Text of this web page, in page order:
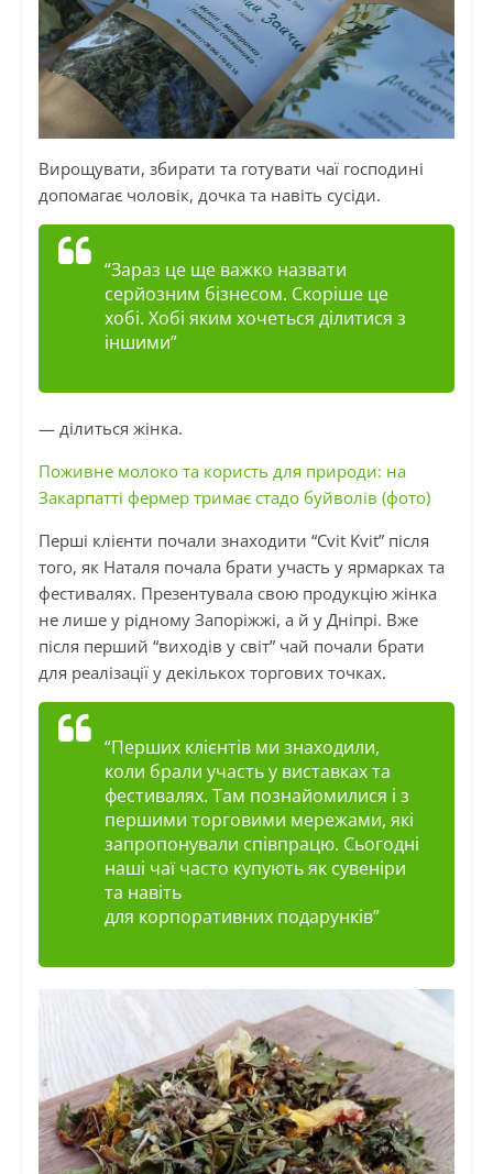
Вирощувати, збирати та готувати чаї господині
допомагає чоловік, дочка та навіть сусіди.
“Зараз це ще важко назвати
серйозним бізнесом. Скоріше це
хобі. Хобі яким хочеться ділитися з
іншими”
— ділиться жінка.
Поживне молоко та користь для природи: на
Закарпатті фермер тримає стадо буйволів (фото)
Перші клієнти почали знаходити “Cvit Kvit” після
того, як Наталя почала брати участь у ярмарках та
фестивалях. Презентувала свою продукцію жінка
не лише у рідному Запоріжжі, а й у Дніпрі. Вже
після перший “виходів у світ” чай почали брати
для реалізації у декількох торгових точках.
“Перших клієнтів ми знаходили,
коли брали участь у виставках та
фестивалях. Там познайомилися і з
першими торговими мережами, які
запропонували співпрацю. Сьогодні
наші чаї часто купують як сувеніри
та навіть
для корпоративних подарунків”